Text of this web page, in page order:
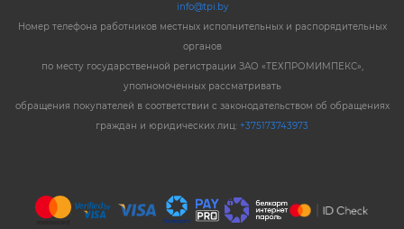
info@tpi.by
Номер телефона работников местных исполнительных и распорядительных
органов
по месту государственной регистрации ЗАО «ТЕХПРОМИМПЕКС»,
уполномоченных рассматривать
обращения покупателей в соответствии с законодательством об обращениях
граждан и юридических лиц: +375173743973